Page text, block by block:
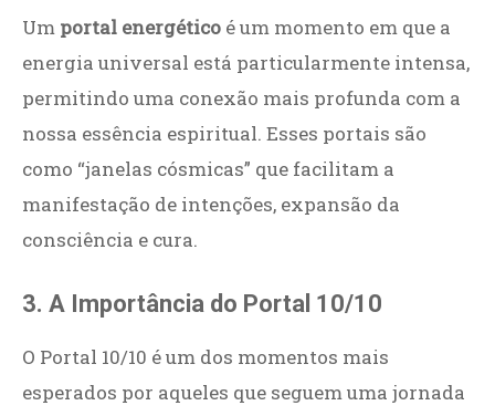
Um portal energético é um momento em que a
energia universal está particularmente intensa,
permitindo uma conexão mais profunda com a
nossa essência espiritual. Esses portais são
como “janelas cósmicas” que facilitam a
manifestação de intenções, expansão da
consciência e cura.
3. A Importância do Portal 10/10
O Portal 10/10 é um dos momentos mais
esperados por aqueles que seguem uma jornada